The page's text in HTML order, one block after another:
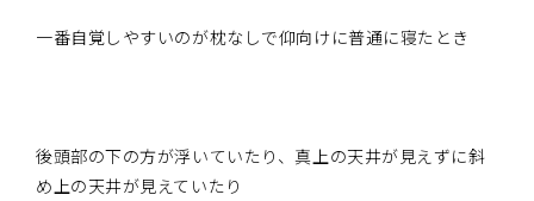
一番自覚しやすいのが枕なしで仰向けに普通に寝たとき
後頭部の下の方が浮いていたり、真上の天井が見えずに斜
め上の天井が見えていたり